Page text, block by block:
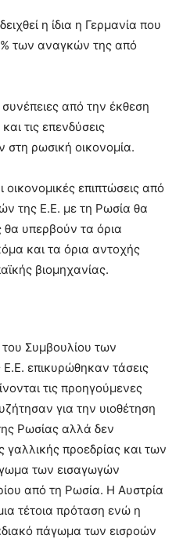
η ίδια η Γερμανία που
των αναγκών της από
συνέπειες από την έκθεση
τις επενδύσεις
στη ρωσική οικονομία.
οικονομικές επιπτώσεις από
της Ε.Ε. με τη Ρωσία θα
θα υπερβούν τα όρια
και τα όρια αντοχής
βιομηχανίας.
Συμβουλίου των
επικυρώθηκαν τάσεις
τις προηγούμενες
για την υιοθέτηση
Ρωσίας αλλά δεν
γαλλικής προεδρίας και των
των εισαγωγών
από τη Ρωσία. Η Αυστρία
τέτοια πρόταση ενώ η
πάγωμα των εισροών